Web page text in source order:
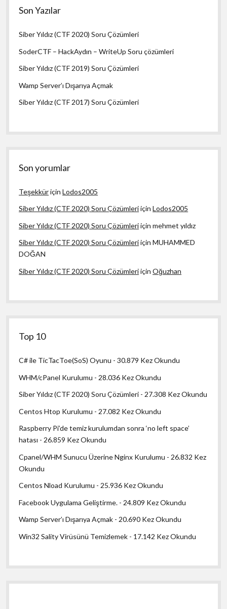
Son Yazılar
Siber Yıldız (CTF 2020) Soru Çözümleri
SoderCTF – HackAydın – WriteUp Soru çözümleri
Siber Yıldız (CTF 2019) Soru Çözümleri
Wamp Server’ı Dışarıya Açmak
Siber Yıldız (CTF 2017) Soru Çözümleri
Son yorumlar
TeşekküriçinLodos2005
Siber Yıldız (CTF 2020) Soru ÇözümleriiçinLodos2005
Siber Yıldız (CTF 2020) Soru Çözümleriiçinmehmet yıldız
Siber Yıldız (CTF 2020) Soru ÇözümleriiçinMUHAMMED
DOĞAN
Siber Yıldız (CTF 2020) Soru ÇözümleriiçinOğuzhan
Top 10
C# ile TicTacToe(SoS) Oyunu - 30.879 Kez Okundu
WHM/cPanel Kurulumu - 28.036 Kez Okundu
Siber Yıldız (CTF 2020) Soru Çözümleri - 27.308 Kez Okundu
Centos Htop Kurulumu - 27.082 Kez Okundu
Raspberry Pi’de temiz kurulumdan sonra ‘no left space’
hatası - 26.859 Kez Okundu
Cpanel/WHM Sunucu Üzerine Nginx Kurulumu - 26.832 Kez
Okundu
Centos Nload Kurulumu - 25.936 Kez Okundu
Facebook Uygulama Geliştirme. - 24.809 Kez Okundu
Wamp Server’ı Dışarıya Açmak - 20.690 Kez Okundu
Win32 Sality Virüsünü Temizlemek - 17.142 Kez Okundu